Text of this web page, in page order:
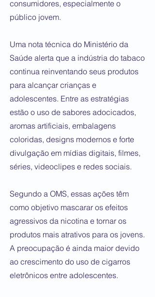
consumidores, especialmente o
público jovem.
Uma nota técnica do Ministério da
Saúde alerta que a indústria do tabaco
continua reinventando seus produtos
para alcançar crianças e
adolescentes. Entre as estratégias
estão o uso de sabores adocicados,
aromas artificiais, embalagens
coloridas, designs modernos e forte
divulgação em mídias digitais, filmes,
séries, videoclipes e redes sociais.
Segundo a OMS, essas ações têm
como objetivo mascarar os efeitos
agressivos da nicotina e tornar os
produtos mais atrativos para os jovens.
A preocupação é ainda maior devido
ao crescimento do uso de cigarros
eletrônicos entre adolescentes.